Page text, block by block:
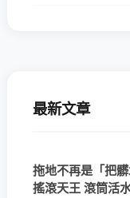
最新文章
拖地不再是「把
搖滾天王 滾筒活